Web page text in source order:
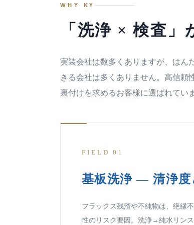
WHY KY
「洗浄 × 検査」
実装会社は数多くありますが、はん
きる会社は多くありません。高信
裏付けを求めるお客様に選ばれていま
FIELD 01
基板洗浄 — 清浄度
フラックス残渣や不純物は、絶縁
性のリスク要因。洗浄→純水リン